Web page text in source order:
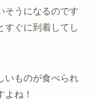
そうになるのです
すぐに到着してし
いものが食べられ
ね！